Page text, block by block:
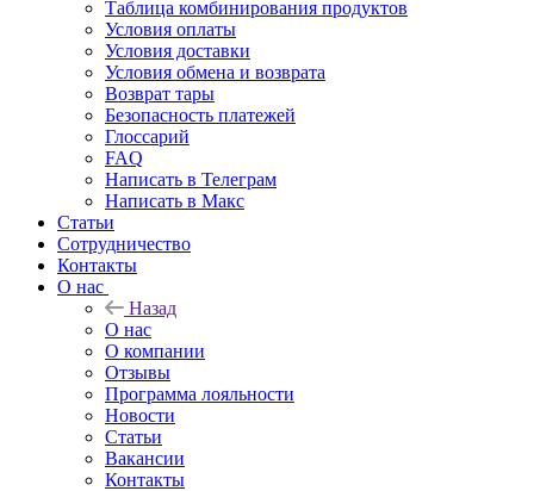
Таблица комбинирования продуктов
Условия оплаты
Условия доставки
Условия обмена и возврата
Возврат тары
Безопасность платежей
Глоссарий
FAQ
Написать в Телеграм
Написать в Макс
Статьи
Сотрудничество
Контакты
О нас
Назад
О нас
О компании
Отзывы
Программа лояльности
Новости
Статьи
Вакансии
Контакты